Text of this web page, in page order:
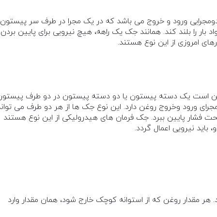
ورود و خروج می باشد که در يک مجرا در طرف سر پيستون
بار را بلند کند. همانند جک يک راهه، هيچ نيرويی برای پايين بردن
امروزی از اين نوع هستند.
است يک دسته پيستون يا دو دسته پيستون در دو طرف
ورود وخروج روغن دارد. این نوع جک ها از هر دو طرف می
فشار پايين ببرد. جک فرمان های هيدروليکی از اين نوع هستند
نيرويی اعمال گردد.
هر مقدار روغن که از استوانه کوچک خارج شود، همان مقدار وارد